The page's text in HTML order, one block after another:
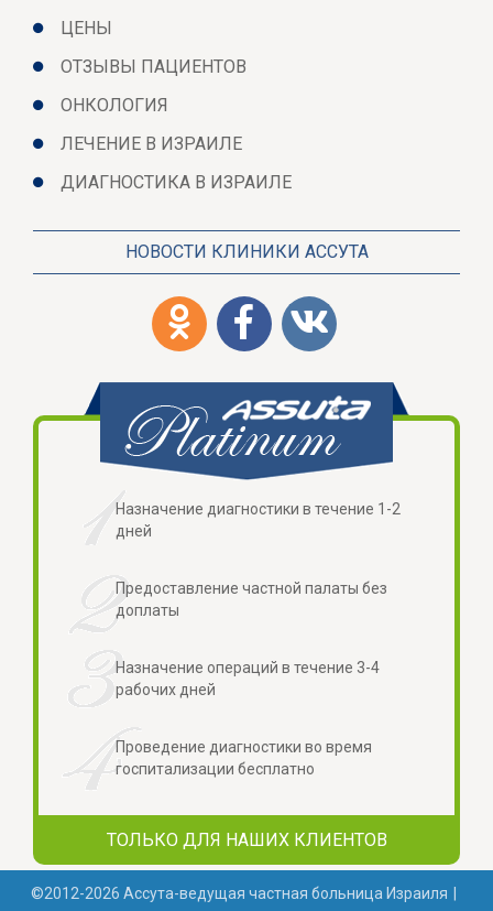
ЦЕНЫ
ОТЗЫВЫ ПАЦИЕНТОВ
ОНКОЛОГИЯ
ЛЕЧЕНИЕ В ИЗРАИЛЕ
ДИАГНОСТИКА В ИЗРАИЛЕ
НОВОСТИ КЛИНИКИ АССУТА
Назначение диагностики в течение 1-2
дней
Предоставление частной палаты без
доплаты
Назначение операций в течение 3-4
рабочих дней
Проведение диагностики во время
госпитализации бесплатно
ТОЛЬКО ДЛЯ НАШИХ КЛИЕНТОВ
©2012-2026 Ассута-ведущая частная больница Израиля